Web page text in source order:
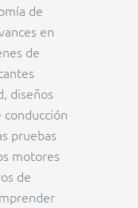
de
en
de
diseños
pruebas
motores
de